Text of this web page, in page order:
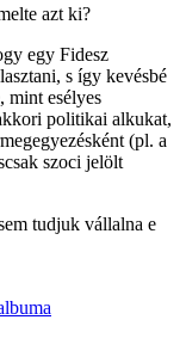
azt ki?
egy Fidesz
s így kevésbé
mint esélyes
politikai alkukat,
(pl. a
szoci jelölt
tudjuk vállalna e